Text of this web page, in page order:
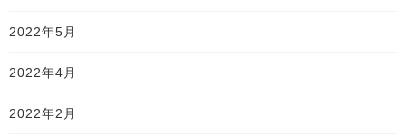
2022年5月
2022年4月
2022年2月